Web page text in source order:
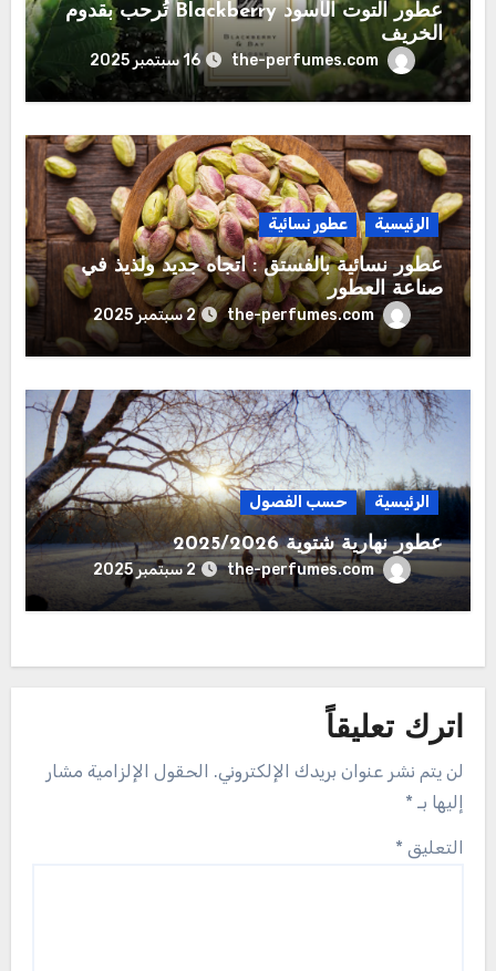
عطور التوت الأسود Blackberry تُرحب بقدوم
الخريف
the-perfumes.com 16 سبتمبر 2025
الرئيسية عطور نسائية
عطور نسائية بالفستق : اتجاه جديد ولذيذ في
صناعة العطور
the-perfumes.com 2 سبتمبر 2025
الرئيسية حسب الفصول
عطور نهارية شتوية 2025/2026
the-perfumes.com 2 سبتمبر 2025
اترك تعليقاً
لن يتم نشر عنوان بريدك الإلكتروني.
الحقول الإلزامية مشار
إليها بـ *
التعليق *